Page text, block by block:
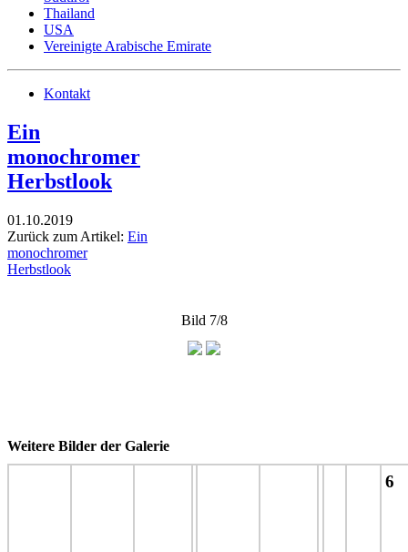
Thailand
USA
Vereinigte Arabische Emirate
Kontakt
Ein
monochromer
Herbstlook
01.10.2019
Zurück zum Artikel: Ein
monochromer
Herbstlook
Bild 7/8
Weitere Bilder der Galerie
6